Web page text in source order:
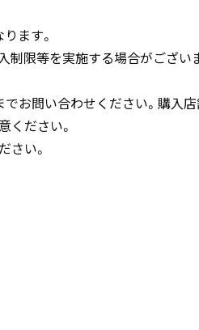
ます。
制限等を実施する場合がござい
お問い合わせください。購入
ください。
い。